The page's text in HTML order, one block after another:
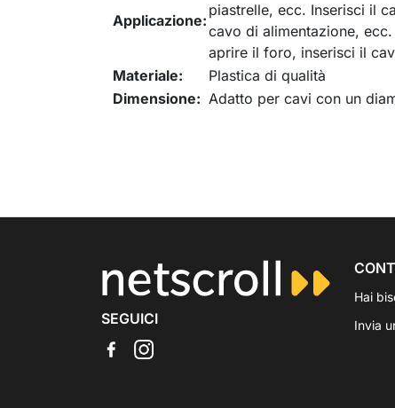
Applicazione:
piastrelle, ecc. Inserisci il
cavo di alimentazione,
aprire il foro, inserisci il
Materiale:
Plastica di qualità
Dimensione: Adatto per cavi con un
SEGUICI
Hai
Invia